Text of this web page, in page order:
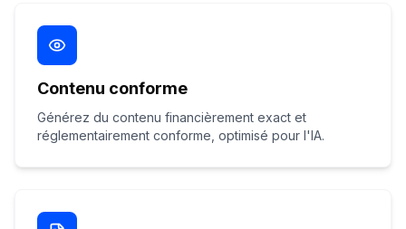
Contenu conforme
Générez du contenu financièrement exact et
réglementairement conforme, optimisé pour l'IA.